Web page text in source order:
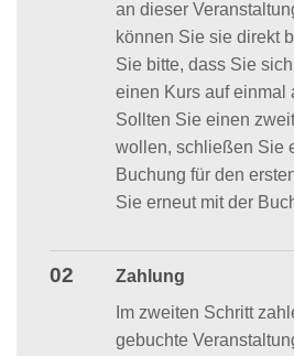
an dieser
können Sie sie direkt
Sie bitte, dass Sie
einen Kurs auf einmal
Sollten Sie einen
wollen, schließen Sie
Buchung für den
Sie erneut mit der
02
Zahlung
Im zweiten Schritt
gebuchte